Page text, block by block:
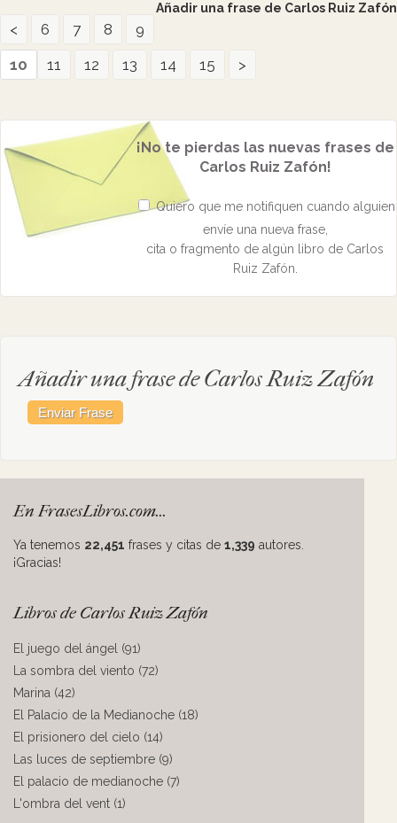
Añadir una frase de Carlos Ruiz Zafón
< 6 7 8
9
10
11 12 13 14 15 >
¡No te pierdas las nuevas frases de
Carlos Ruiz Zafón!
Quiero que me notifiquen cuando alguien
envíe una nueva frase,
cita o fragmento de algún libro de Carlos
Ruiz Zafón.
Añadir una frase de Carlos Ruiz Zafón
En FrasesLibros.com...
Ya tenemos 22,451 frases y citas de 1,339 autores.
¡Gracias!
Libros de Carlos Ruiz Zafón
El juego del ángel (91)
La sombra del viento (72)
Marina (42)
El Palacio de la Medianoche (18)
El prisionero del cielo (14)
Las luces de septiembre (9)
El palacio de medianoche (7)
L'ombra del vent (1)